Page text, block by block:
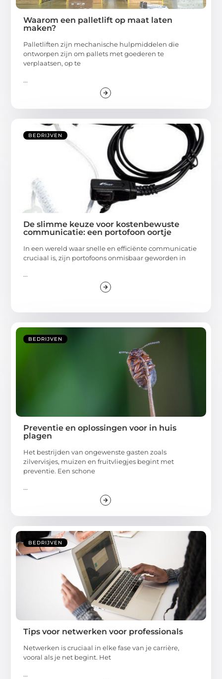
Waarom een palletlift op maat laten
maken?
Palletliften zijn mechanische hulpmiddelen die
ontworpen zijn om pallets met goederen te
verplaatsen, op te
...
BEDRIJVEN
De slimme keuze voor kostenbewuste
communicatie: een portofoon oortje
In een wereld waar snelle en efficiënte communicatie
cruciaal is, zijn portofoons onmisbaar geworden in
...
BEDRIJVEN
Preventie en oplossingen voor in huis
plagen
Het bestrijden van ongewenste gasten zoals
zilvervisjes, muizen en fruitvliegjes begint met
preventie. Een schone
...
BEDRIJVEN
Tips voor netwerken voor professionals
Netwerken is cruciaal in elke fase van je carrière,
vooral als je net begint. Het
...